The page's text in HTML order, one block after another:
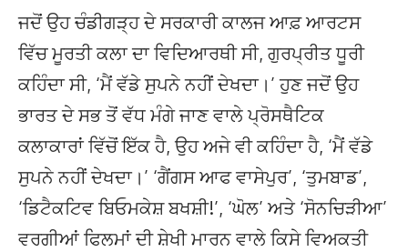
ਜਦੋਂ ਉਹ ਚੰਡੀਗੜ੍ਹ ਦੇ ਸਰਕਾਰੀ ਕਾਲਜ ਆਫ਼ ਆਰਟਸ
ਵਿੱਚ ਮੂਰਤੀ ਕਲਾ ਦਾ ਵਿਦਿਆਰਥੀ ਸੀ, ਗੁਰਪ੍ਰੀਤ ਧੂਰੀ
ਕਹਿੰਦਾ ਸੀ, ‘ਮੈਂ ਵੱਡੇ ਸੁਪਨੇ ਨਹੀਂ ਦੇਖਦਾ।’ ਹੁਣ ਜਦੋਂ ਉਹ
ਭਾਰਤ ਦੇ ਸਭ ਤੋਂ ਵੱਧ ਮੰਗੇ ਜਾਣ ਵਾਲੇ ਪ੍ਰੋਸਥੈਟਿਕ
ਕਲਾਕਾਰਾਂ ਵਿੱਚੋਂ ਇੱਕ ਹੈ, ਉਹ ਅਜੇ ਵੀ ਕਹਿੰਦਾ ਹੈ, ‘ਮੈਂ ਵੱਡੇ
ਸੁਪਨੇ ਨਹੀਂ ਦੇਖਦਾ।’ ‘ਗੈਂਗਸ ਆਫ ਵਾਸੇਪੁਰ’, ‘ਤੁਮਬਾਡ’,
‘ਡਿਟੈਕਟਿਵ ਬਿਓਮਕੇਸ਼ ਬਖਸ਼ੀ!’, ‘ਘੋਲ’ ਅਤੇ ‘ਸੋਨਚਿੜੀਆ’
ਵਰਗੀਆਂ ਫਿਲਮਾਂ ਦੀ ਸ਼ੇਖੀ ਮਾਰਨ ਵਾਲੇ ਕਿਸੇ ਵਿਅਕਤੀ